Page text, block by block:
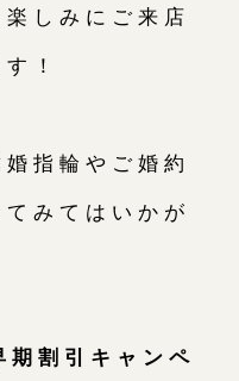
しみにご来店
！
指輪やご婚約
みてはいかが
割引キャンペ